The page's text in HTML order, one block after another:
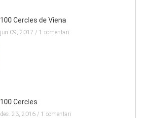
100 Cercles de Viena
jun 09, 2017 / 1 comentari
100 Cercles
des. 23, 2016 / 1 comentari